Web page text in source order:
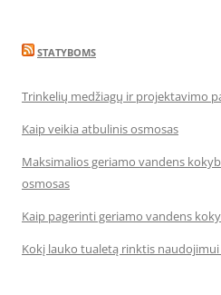
STATYBOMS
Trinkelių medžiagų ir projektavimo
Kaip veikia atbulinis osmosas
Maksimalios geriamo vandens
osmosas
Kaip pagerinti geriamo vandens
Kokį lauko tualetą rinktis